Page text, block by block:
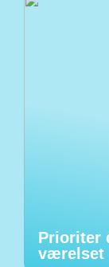
Prioriter
værelset